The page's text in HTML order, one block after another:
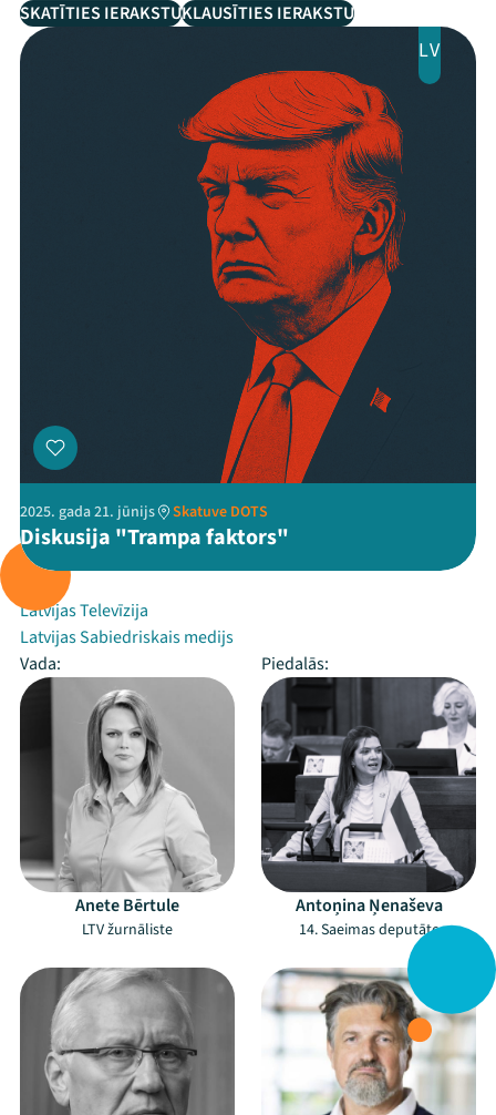
SKATĪTIES IERAKSTUKLAUSĪTIES IERAKSTU
LV
2025. gada 21. jūnijs Skatuve DOTS
Diskusija "Trampa faktors"
Latvijas Televīzija
Latvijas Sabiedriskais medijs
Vada:
Piedalās:
Anete Bērtule
LTV žurnāliste
Antoņina Ņenaševa
14. Saeimas deputāte